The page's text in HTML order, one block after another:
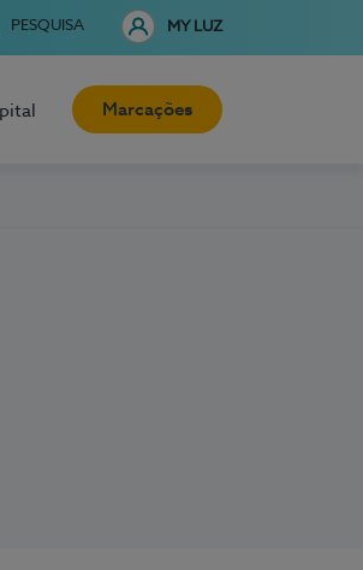
PESQUISA MY LUZ
Marcações